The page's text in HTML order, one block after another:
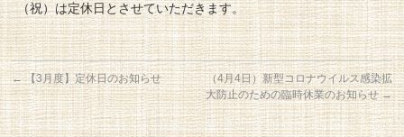
（祝）は定休日とさせていただきます。
←【3月度】定休日のお知らせ
（4月4日）新型コロナウイルス感染拡
大防止のための臨時休業のお知らせ→